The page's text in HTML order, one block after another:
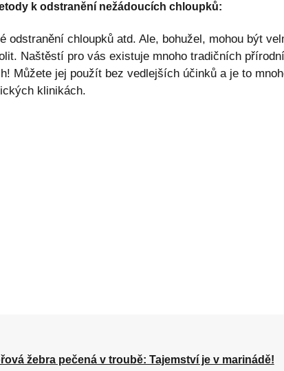
k odstranění nežádoucích chloupků:
odstranění chloupků atd. Ale, bohužel, mohou být
Naštěstí pro vás existuje mnoho tradičních
Můžete jej použít bez vedlejších účinků a je to
klinikách.
žebra pečená v troubě: Tajemství je v marinádě!